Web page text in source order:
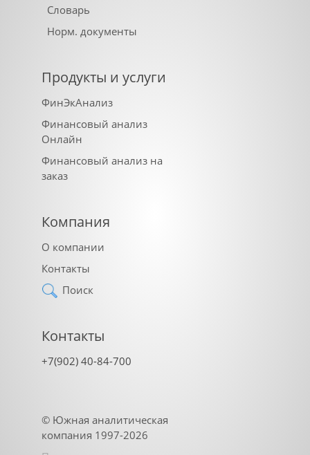
Словарь
Норм. документы
Продукты и услуги
ФинЭкАнализ
Финансовый анализ
Онлайн
Финансовый анализ на
заказ
Компания
О компании
Контакты
Поиск
Контакты
+7(902) 40-84-700
© Южная аналитическая
компания 1997-2026